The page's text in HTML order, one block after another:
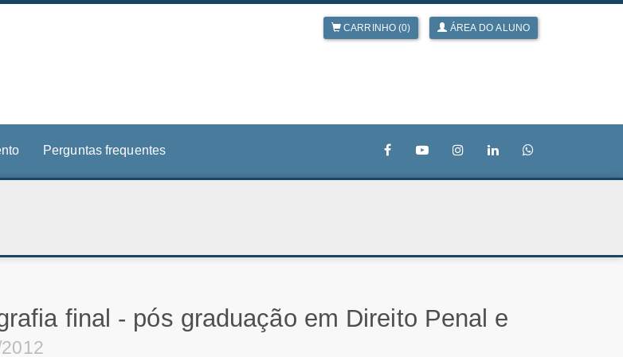
CARRINHO (0) ÁREA DO ALUNO
Perguntas frequentes
final - pós graduação em Direito Penal e